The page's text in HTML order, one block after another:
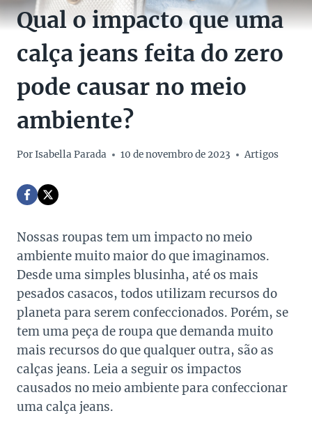
Qual o impacto que uma
calça jeans feita do zero
pode causar no meio
ambiente?
PorIsabella Parada 10 de novembro de 2023 Artigos
Nossas roupas tem um impacto no meio
ambiente muito maior do que imaginamos.
Desde uma simples blusinha, até os mais
pesados casacos, todos utilizam recursos do
planeta para serem confeccionados. Porém, se
tem uma peça de roupa que demanda muito
mais recursos do que qualquer outra, são as
calças jeans. Leia a seguir os impactos
causados no meio ambiente para confeccionar
uma calça jeans.